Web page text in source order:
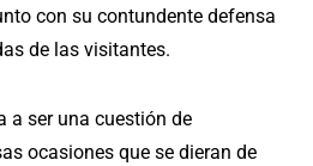
con su contundente defensa
de las visitantes.
a ser una cuestión de
ocasiones que se dieran de